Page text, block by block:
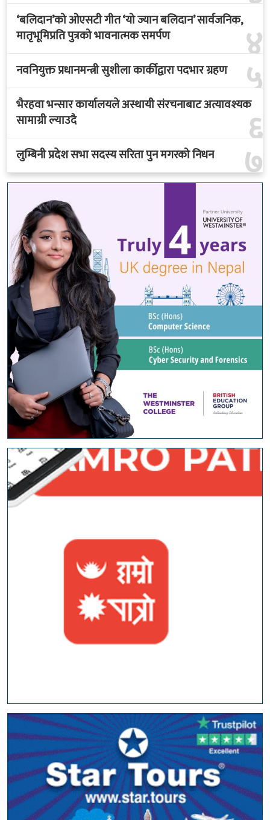
४
‘बलिदान’को ओएसटी गीत ‘यो ज्यान बलिदान’ सार्वजनिक,
मातृभूमिप्रति पुत्रको भावनात्मक समर्पण
५
नवनियुक्त प्रधानमन्त्री सुशीला कार्कीद्वारा पदभार ग्रहण
६
भैरहवा भन्सार कार्यालयले अस्थायी संरचनाबाट अत्यावश्यक
सामाग्री ल्याउदै
७
लुम्बिनी प्रदेश सभा सदस्य सरिता पुन मगरको निधन